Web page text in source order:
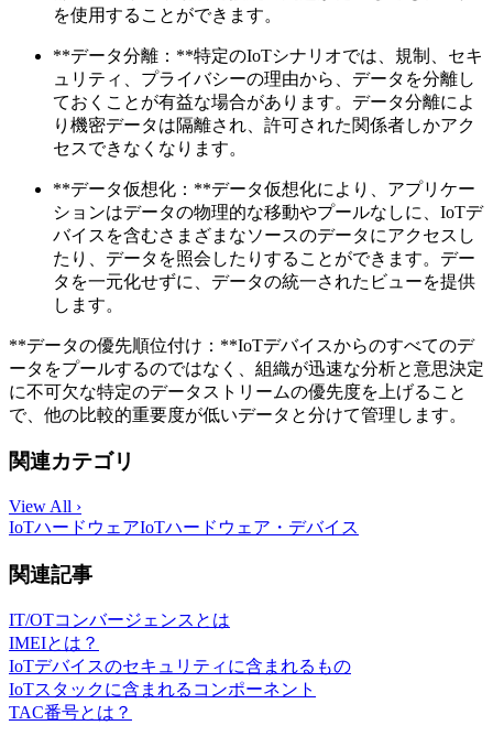
を使用することができます。
**データ分離：**特定のIoTシナリオでは、規制、セキ
ュリティ、プライバシーの理由から、データを分離し
ておくことが有益な場合があります。データ分離によ
り機密データは隔離され、許可された関係者しかアク
セスできなくなります。
**データ仮想化：**データ仮想化により、アプリケー
ションはデータの物理的な移動やプールなしに、IoTデ
バイスを含むさまざまなソースのデータにアクセスし
たり、データを照会したりすることができます。デー
タを一元化せずに、データの統一されたビューを提供
します。
**データの優先順位付け：**IoTデバイスからのすべてのデ
ータをプールするのではなく、組織が迅速な分析と意思決定
に不可欠な特定のデータストリームの優先度を上げること
で、他の比較的重要度が低いデータと分けて管理します。
関連カテゴリ
View All ›
IoTハードウェアIoTハードウェア・デバイス
関連記事
IT/OTコンバージェンスとは
IMEIとは？
IoTデバイスのセキュリティに含まれるもの
IoTスタックに含まれるコンポーネント
TAC番号とは？